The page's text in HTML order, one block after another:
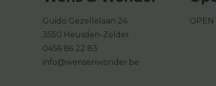
Guido Gezellelaan 24
3550 Heusden-Zolder
0456 86 22 83
info@wensenwonder.be
OPEN